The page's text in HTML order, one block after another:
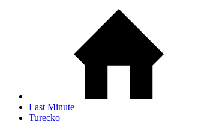
Last Minute
Turecko